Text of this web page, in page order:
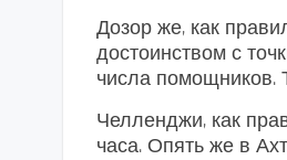
Дозор же, как
достоинством с
числа помощников.
Челленджи, как
часа. Опять же в